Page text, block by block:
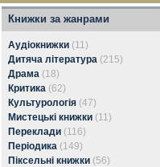
Книжки за жанрами
Аудіокнижки (11)
Дитяча література (215)
Драма (18)
Критика (62)
Культурологія (47)
Мистецькі книжки (11)
Переклади (116)
Періодика (149)
Піксельні книжки (56)